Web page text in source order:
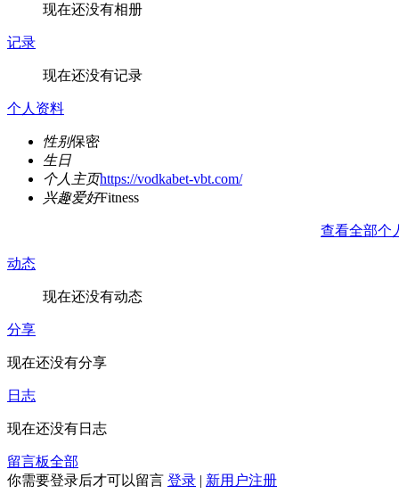
现在还没有相册
记录
现在还没有记录
个人资料
性别保密
生日
个人主页https://vodkabet-vbt.com/
兴趣爱好Fitness
查看全部个
动态
现在还没有动态
分享
现在还没有分享
日志
现在还没有日志
留言板全部
你需要登录后才可以留言 登录 | 新用户注册